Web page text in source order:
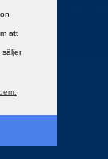
att
säljer